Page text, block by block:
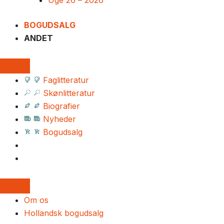
BOGUDSALG
ANDET
Faglitteratur
Skønlitteratur
Biografier
Nyheder
Bogudsalg
Om os
Hollandsk bogudsalg